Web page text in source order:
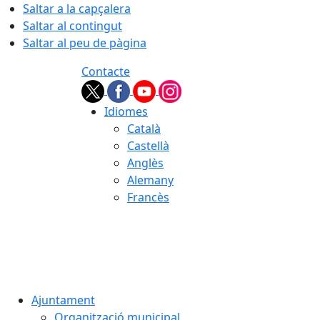
Saltar a la capçalera
Saltar al contingut
Saltar al peu de pàgina
Contacte
Idiomes
Català
Castellà
Anglès
Alemany
Francès
Ajuntament